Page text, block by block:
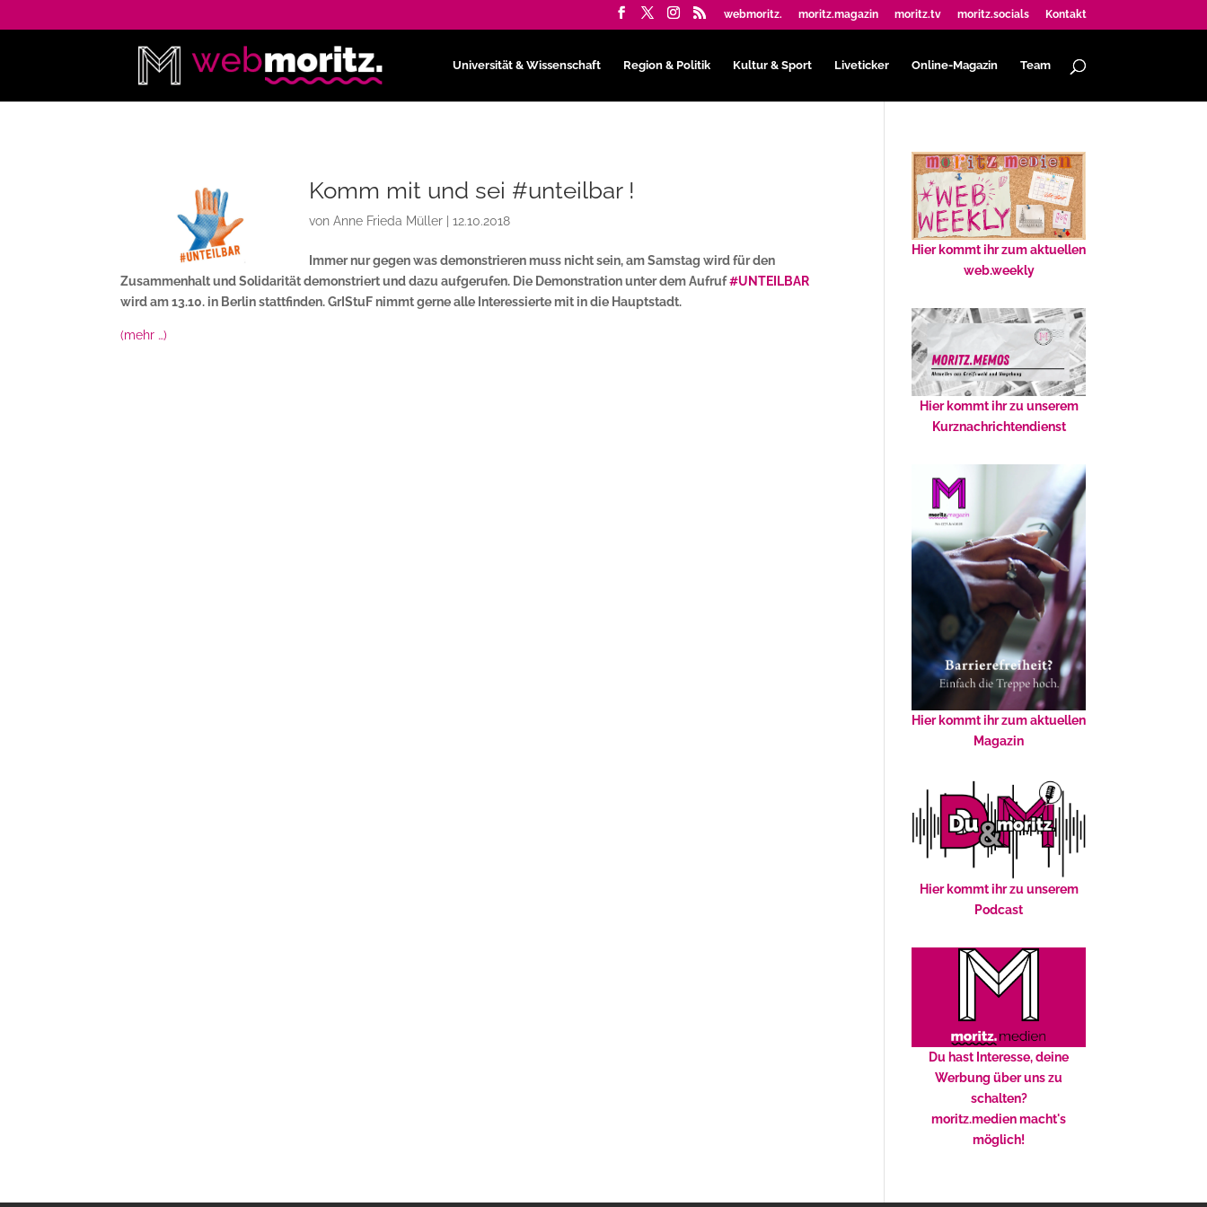
webmoritz. moritz.magazin moritz.tv moritz.socials Kontakt
Universität & Wissenschaft Region & Politik Kultur & Sport Liveticker Online-Magazin Team
Komm mit und sei #unteilbar !
vonAnne Frieda Müller |12.10.2018
Immer nur gegen was demonstrieren muss nicht sein, am Samstag wird für den
Zusammenhalt und Solidarität demonstriert und dazu aufgerufen. Die Demonstration unter dem Aufruf#UNTEILBAR
wird am 13.10. in Berlin stattfinden. GrIStuF nimmt gerne alle Interessierte mit in die Hauptstadt.
(mehr …)
Hier kommt ihr zum aktuellen
web.weekly
Hier kommt ihr zu unserem
Kurznachrichtendienst
Hier kommt ihr zum aktuellen
Magazin
Hier kommt ihr zu unserem
Podcast
Du hast Interesse, deine
Werbung über uns zu
schalten?
moritz.medien macht's
möglich!